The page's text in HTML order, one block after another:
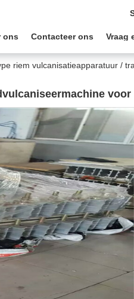
ons Contacteer ons Vraag
riem vulcanisatieapparatuur /
voor